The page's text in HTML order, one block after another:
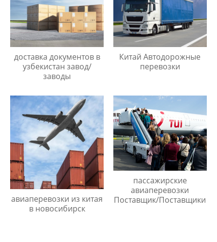
доставка документов в
узбекистан завод/
заводы
Китай Автодорожные
перевозки
авиаперевозки из китая
в новосибирск
пассажирские
авиаперевозки
Поставщик/Поставщики